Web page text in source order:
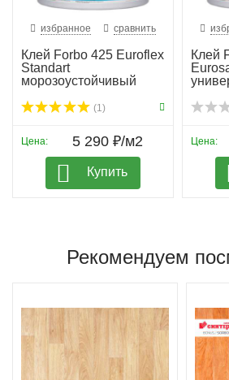
избранное сравнить
Клей Forbo 425 Euroflex
Standart
морозоустойчивый
(1)
Цена: 5 290 ₽/м2
Купить
Клей
Цена:
Рекомендуем